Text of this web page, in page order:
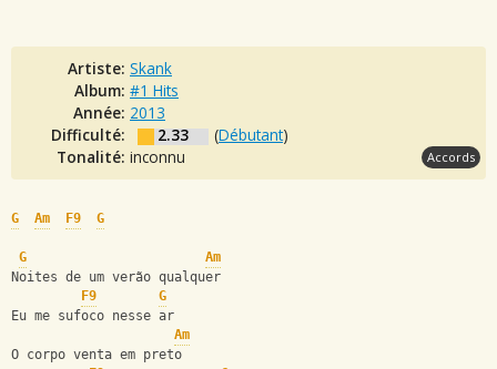
Artiste: Skank
Album: #1 Hits
Année: 2013
Difficulté:
2.33 (Débutant)
Tonalité: inconnu Accords
G Am F9 G
G
Am
Noites de um verão qualquer
F9
G
Eu me sufoco nesse ar
Am
O corpo venta em preto